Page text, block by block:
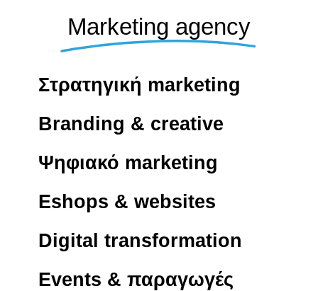
Marketing agency
Στρατηγική marketing
Branding & creative
Ψηφιακό marketing
Eshops & websites
Digital transformation
Events & παραγωγές